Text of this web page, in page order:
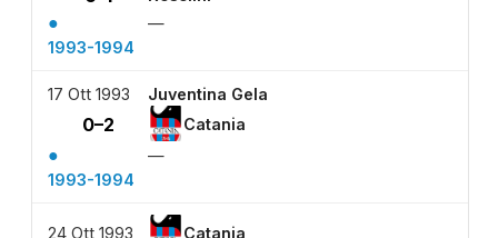
●
—
1993-1994
17 Ott 1993 Juventina Gela
0–2 Catania
●
—
1993-1994
24 Ott 1993 Catania